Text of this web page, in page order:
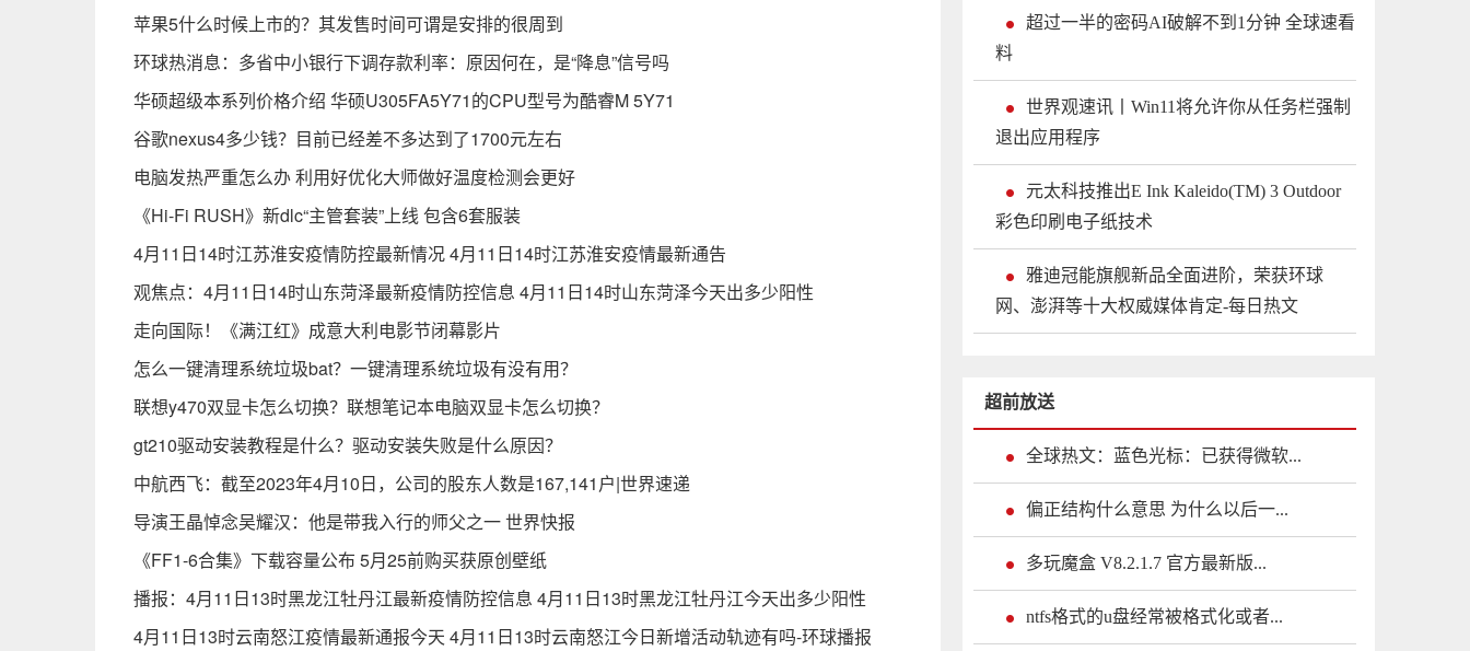
苹果5什么时候上市的？其发售时间可谓是安排的很周到
环球热消息：多省中小银行下调存款利率：原因何在，是“降息”信号吗
华硕超级本系列价格介绍 华硕U305FA5Y71的CPU型号为酷睿M 5Y71
谷歌nexus4多少钱？目前已经差不多达到了1700元左右
电脑发热严重怎么办 利用好优化大师做好温度检测会更好
《Hi-Fi RUSH》新dlc“主管套装”上线 包含6套服装
4月11日14时江苏淮安疫情防控最新情况 4月11日14时江苏淮安疫情最新通告
观焦点：4月11日14时山东菏泽最新疫情防控信息 4月11日14时山东菏泽今天出多少阳性
走向国际！《满江红》成意大利电影节闭幕影片
怎么一键清理系统垃圾bat？一键清理系统垃圾有没有用？
联想y470双显卡怎么切换？联想笔记本电脑双显卡怎么切换？
gt210驱动安装教程是什么？驱动安装失败是什么原因？
中航西飞：截至2023年4月10日，公司的股东人数是167,141户|世界速递
导演王晶悼念吴耀汉：他是带我入行的师父之一 世界快报
《FF1-6合集》下载容量公布 5月25前购买获原创壁纸
播报：4月11日13时黑龙江牡丹江最新疫情防控信息 4月11日13时黑龙江牡丹江今天出多少阳性
4月11日13时云南怒江疫情最新通报今天 4月11日13时云南怒江今日新增活动轨迹有吗-环球播报
超过一半的密码AI破解不到1分钟 全球速看
料
世界观速讯丨Win11将允许你从任务栏强制
退出应用程序
元太科技推出E Ink Kaleido(TM) 3 Outdoor
彩色印刷电子纸技术
雅迪冠能旗舰新品全面进阶，荣获环球
网、澎湃等十大权威媒体肯定-每日热文
超前放送
全球热文：蓝色光标：已获得微软...
偏正结构什么意思 为什么以后一...
多玩魔盒 V8.2.1.7 官方最新版...
ntfs格式的u盘经常被格式化或者...